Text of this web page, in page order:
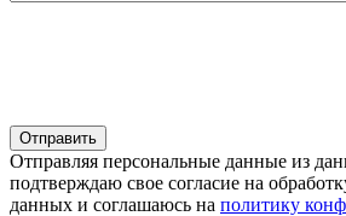
Отправляя персональные данные из
подтверждаю свое согласие на
данных и соглашаюсь на политику